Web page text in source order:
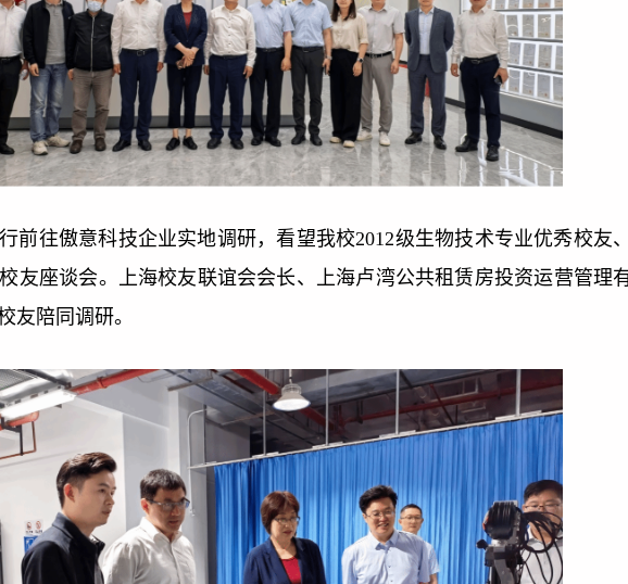
前往傲意科技企业实地调研，看望我校2012级生物技术专业优秀校友
友座谈会。上海校友联谊会会长、上海卢湾公共租赁房投资运营管理
友陪同调研。